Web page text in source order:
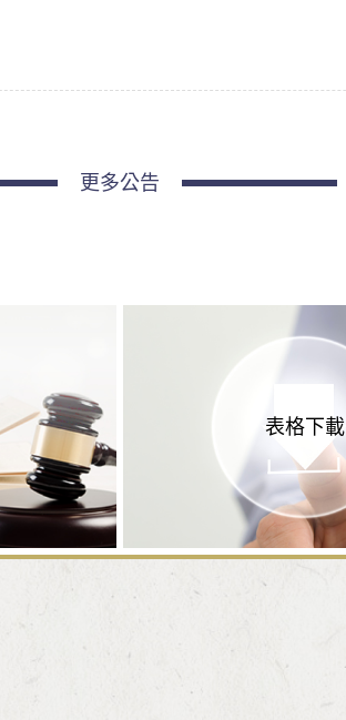
更多公告
表格下載